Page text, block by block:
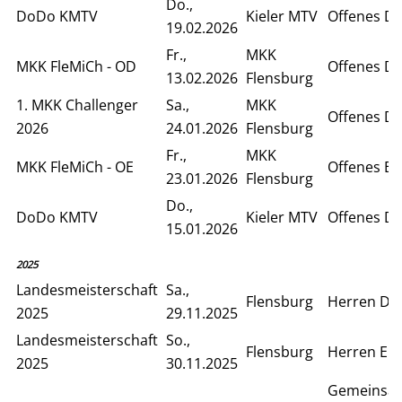
DoDo KMTV
Do.,
19.02.2026
Kieler MTV Offenes
MKK FleMiCh - OD
Fr.,
13.02.2026
MKK
Flensburg
Offenes
1. MKK Challenger
2026
Sa.,
24.01.2026
MKK
Flensburg
Offenes
MKK FleMiCh - OE
Fr.,
23.01.2026
MKK
Flensburg
Offenes
DoDo KMTV
Do.,
15.01.2026
Kieler MTV Offenes
2025
Landesmeisterschaft
2025
Sa.,
29.11.2025
Flensburg
Herren
Landesmeisterschaft
2025
So.,
30.11.2025
Flensburg
Herren